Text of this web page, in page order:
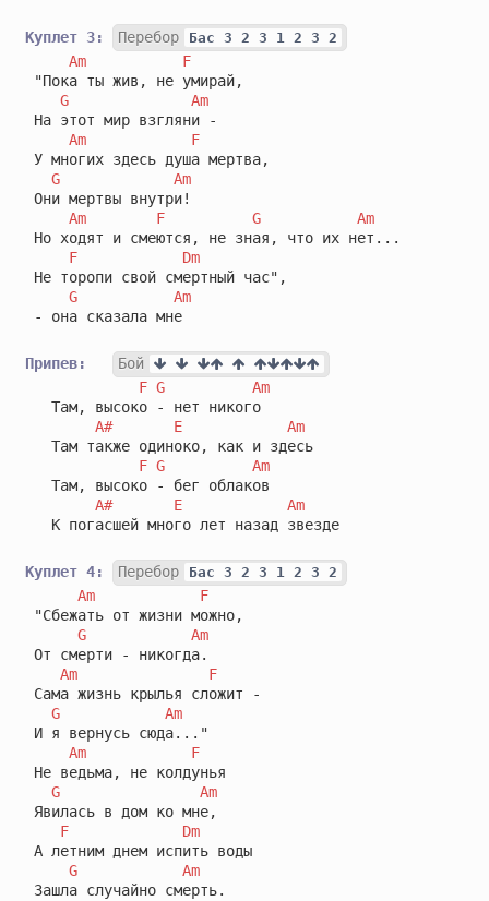
Куплет 3: Перебор Бас 3 2 3 1 2 3 2
Am
F
"Пока ты жив, не умирай,
G
Am
На этот мир взгляни -
Am
F
У многих здесь душа мертва,
G
Am
Они мертвы внутри!
Am
F G
Am
Но ходят и смеются, не зная, что их нет...
F
Dm
Не торопи свой смертный час",
G
Am
- она сказала мне
Припев:
Бой
F G
Am
   Там, высоко - нет никого
A#
E
Am
   Там также одиноко, как и здесь
F G
Am
   Там, высоко - бег облаков
A#
E
Am
   К погасшей много лет назад звезде
Куплет 4: Перебор Бас 3 2 3 1 2 3 2
Am
F
"Сбежать от жизни можно,
G
Am
От смерти - никогда.
Am
F
Сама жизнь крылья сложит -
G
Am
И я вернусь сюда..."
Am
F
Не ведьма, не колдунья
G
Am
Явилась в дом ко мне,
F
Dm
А летним днем испить воды
G
Am
Зашла случайно смерть.